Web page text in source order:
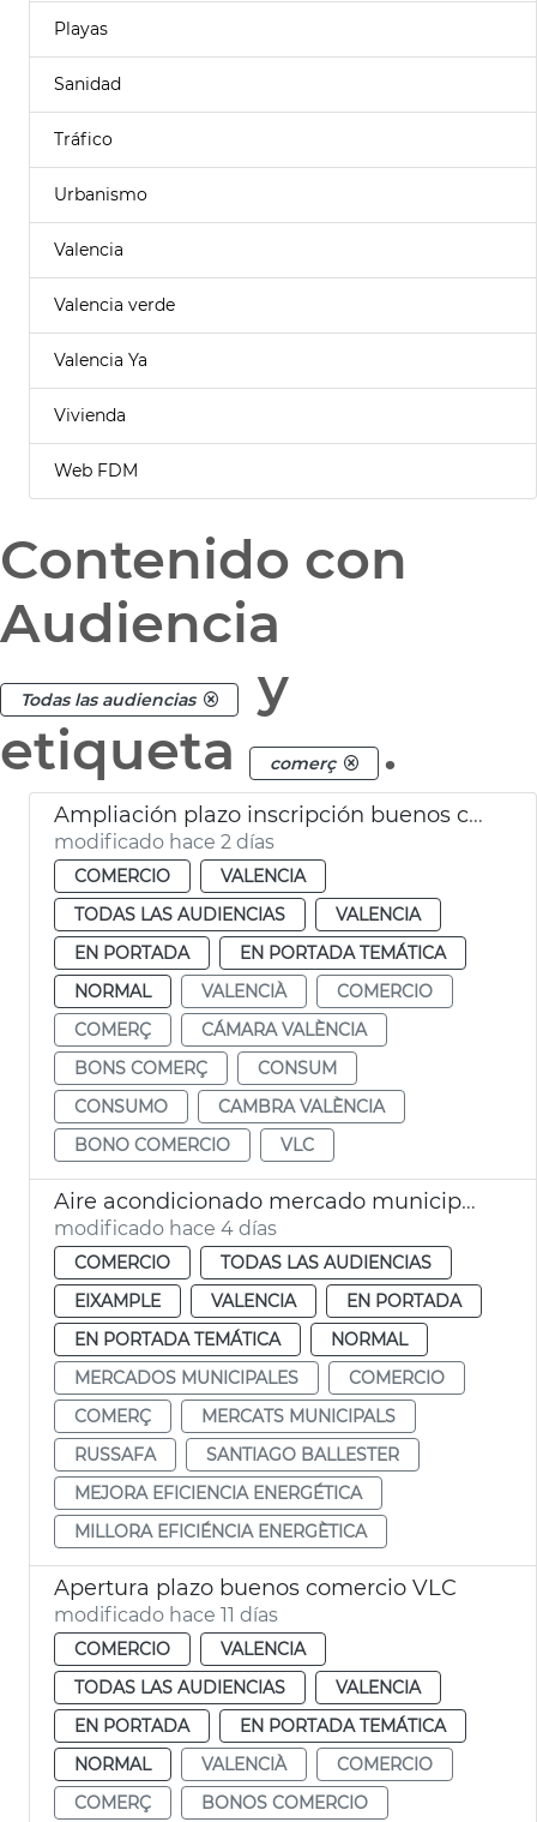
Playas
Sanidad
Tráfico
Urbanismo
Valencia
Valencia verde
Valencia Ya
Vivienda
Web FDM
Contenido con
Audiencia
Todas las audiencias
y
etiqueta
comerç .
Ampliación plazo inscripción buenos comercio VLC
modificado hace 2 días
COMERCIO
VALENCIA
TODAS LAS AUDIENCIAS
VALENCIA
EN PORTADA
EN PORTADA TEMÁTICA
NORMAL
VALENCIÀ
COMERCIO
COMERÇ
CÁMARA VALÈNCIA
BONS COMERÇ
CONSUM
CONSUMO
CAMBRA VALÈNCIA
BONO COMERCIO
VLC
Aire acondicionado mercado municipal Russafa
modificado hace 4 días
COMERCIO
TODAS LAS AUDIENCIAS
EIXAMPLE
VALENCIA
EN PORTADA
EN PORTADA TEMÁTICA
NORMAL
MERCADOS MUNICIPALES
COMERCIO
COMERÇ
MERCATS MUNICIPALS
RUSSAFA
SANTIAGO BALLESTER
MEJORA EFICIENCIA ENERGÉTICA
MILLORA EFICIÉNCIA ENERGÈTICA
Apertura plazo buenos comercio VLC
modificado hace 11 días
COMERCIO
VALENCIA
TODAS LAS AUDIENCIAS
VALENCIA
EN PORTADA
EN PORTADA TEMÁTICA
NORMAL
VALENCIÀ
COMERCIO
COMERÇ
BONOS COMERCIO